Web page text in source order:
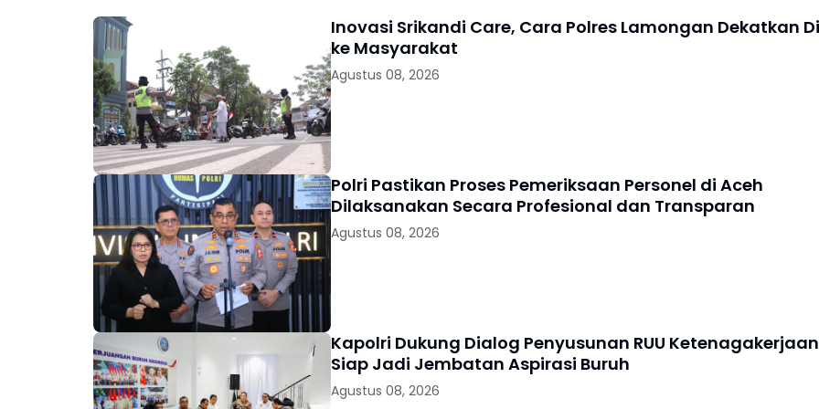
Inovasi Srikandi Care, Cara Polres Lamongan Dekatkan
ke Masyarakat
Agustus 08, 2026
Polri Pastikan Proses Pemeriksaan Personel di Aceh
Dilaksanakan Secara Profesional dan Transparan
Agustus 08, 2026
Kapolri Dukung Dialog Penyusunan RUU
Siap Jadi Jembatan Aspirasi Buruh
Agustus 08, 2026